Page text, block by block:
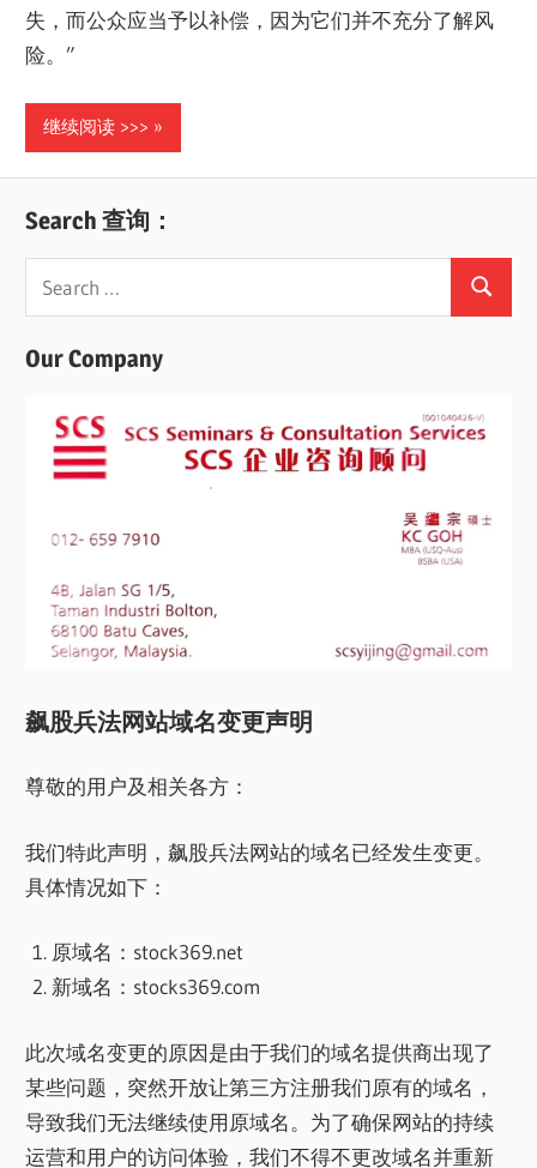
失，而公众应当予以补偿，因为它们并不充分了解风
险。”
继续阅读 >>>
Search 查询：
Search
Our Company
飙股兵法网站域名变更声明
尊敬的用户及相关各方：
我们特此声明，飙股兵法网站的域名已经发生变更。
具体情况如下：
原域名：stock369.net
新域名：stocks369.com
此次域名变更的原因是由于我们的域名提供商出现了
某些问题，突然开放让第三方注册我们原有的域名，
导致我们无法继续使用原域名。为了确保网站的持续
运营和用户的访问体验，我们不得不更改域名并重新